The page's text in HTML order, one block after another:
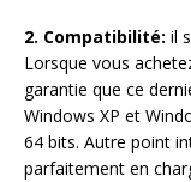
2. Compatibilité: il
Lorsque vous
garantie que ce
Windows XP et
64 bits. Autre point
parfaitement en